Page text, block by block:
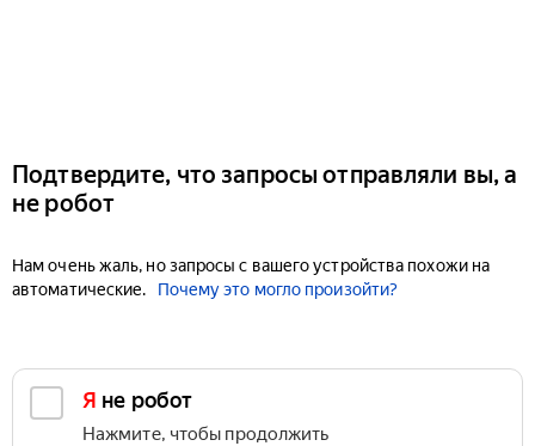
Подтвердите, что запросы отправляли вы, а
не робот
Нам очень жаль, но запросы с вашего устройства похожи на
автоматические.
Почему это могло произойти?
Я не робот
Нажмите, чтобы продолжить